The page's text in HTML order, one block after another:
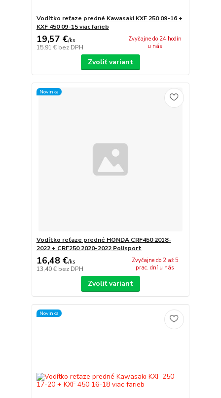
Vodítko reťaze predné Kawasaki KXF 250 09-16 +
KXF 450 09-15 viac farieb
19,57 €/ks
15,91 € bez DPH
Zvyčajne do 24 hodín
u nás
Zvoliť variant
Novinka
Vodítko reťaze predné HONDA CRF450 2018-
2022 + CRF250 2020-2022 Polisport
16,48 €/ks
13,40 € bez DPH
Zvyčajne do 2 až 5
prac. dní u nás
Zvoliť variant
Novinka